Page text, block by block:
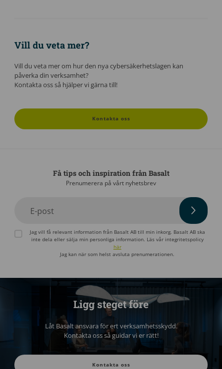
Vill du veta mer?
Vill du veta mer om hur den nya cybersäkerhetslagen kan
påverka din verksamhet?
Kontakta oss så hjälper vi gärna till!
Kontakta oss
Få tips och inspiration från Basalt
Prenumerera på vårt nyhetsbrev
E-post
Jag vill få relevant information från Basalt AB till min inkorg. Basalt AB ska
inte dela eller sälja min personliga information. Läs vår integritetspolicy
här
Jag kan när som helst avsluta prenumerationen.
Ligg steget före
Låt Basalt ansvara för ert verksamhetsskydd.
Kontakta oss så guidar vi er rätt!
Kontakta oss